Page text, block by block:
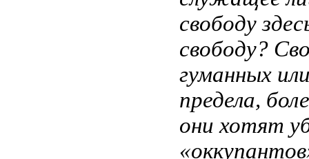
свободу
свободу?
гуманных
предела,
они хотят